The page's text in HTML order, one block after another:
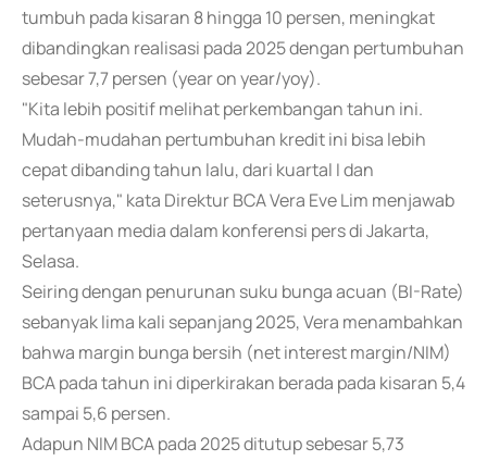
tumbuh pada kisaran 8 hingga 10 persen, meningkat
dibandingkan realisasi pada 2025 dengan pertumbuhan
sebesar 7,7 persen (year on year/yoy).
"Kita lebih positif melihat perkembangan tahun ini.
Mudah-mudahan pertumbuhan kredit ini bisa lebih
cepat dibanding tahun lalu, dari kuartal I dan
seterusnya," kata Direktur BCA Vera Eve Lim menjawab
pertanyaan media dalam konferensi pers di Jakarta,
Selasa.
Seiring dengan penurunan suku bunga acuan (BI-Rate)
sebanyak lima kali sepanjang 2025, Vera menambahkan
bahwa margin bunga bersih (net interest margin/NIM)
BCA pada tahun ini diperkirakan berada pada kisaran 5,4
sampai 5,6 persen.
Adapun NIM BCA pada 2025 ditutup sebesar 5,73